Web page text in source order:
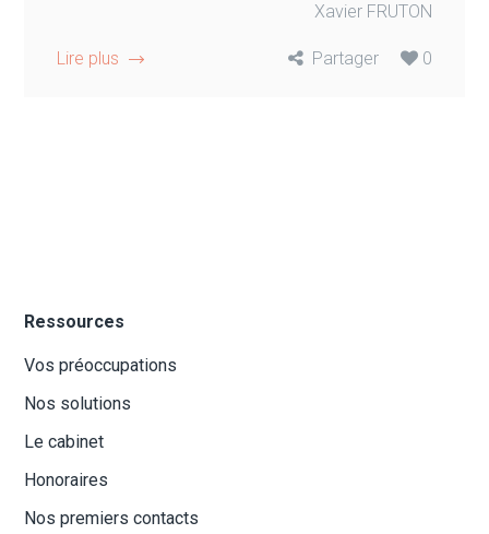
Xavier FRUTON
Lire plus Partager 0
Ressources
Vos préoccupations
Nos solutions
Le cabinet
Honoraires
Nos premiers contacts